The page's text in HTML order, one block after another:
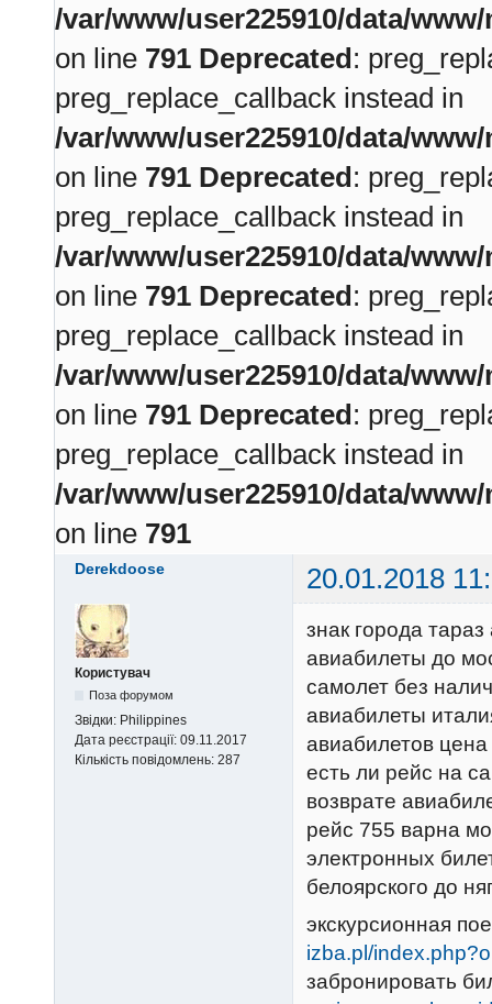
/var/www/user225910/data/
on line 791 Deprecated:
preg_replace_callback instead in
/var/www/user225910/data/
on line 791 Deprecated:
preg_replace_callback instead in
/var/www/user225910/data/
on line 791 Deprecated:
preg_replace_callback instead in
/var/www/user225910/data/
on line 791 Deprecated:
preg_replace_callback instead in
/var/www/user225910/data/
on line 791
Derekdoose 20.01.2018
Користувач
Поза форумом
Звідки: Philippines
Дата реєстрації: 09.11.2017
Кількість повідомлень: 287
знак города
авиабилеты до
самолет без
авиабилеты
авиабилетов
есть ли рейс на
возврате
рейс 755 варна
электронных
белоярского до
экскурсионная
izba.pl/
забронировать